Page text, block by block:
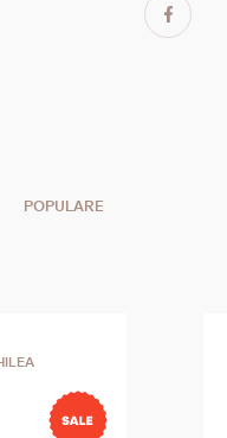
POPULARE